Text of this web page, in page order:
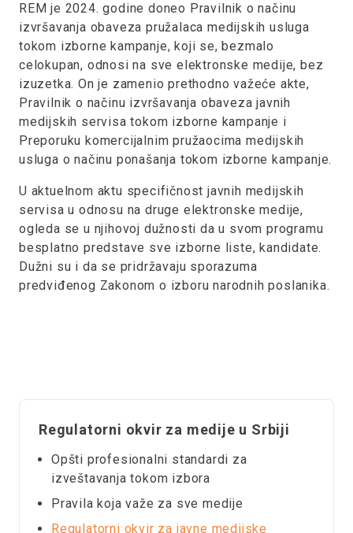
REM je 2024. godine doneo Pravilnik o načinu
izvršavanja obaveza pružalaca medijskih usluga
tokom izborne kampanje, koji se, bezmalo
celokupan, odnosi na sve elektronske medije, bez
izuzetka. On je zamenio prethodno važeće akte,
Pravilnik o načinu izvršavanja obaveza javnih
medijskih servisa tokom izborne kampanje i
Preporuku komercijalnim pružaocima medijskih
usluga o načinu ponašanja tokom izborne kampanje.
U aktuelnom aktu specifičnost javnih medijskih
servisa u odnosu na druge elektronske medije,
ogleda se u njihovoj dužnosti da u svom programu
besplatno predstave sve izborne liste, kandidate.
Dužni su i da se pridržavaju sporazuma
predviđenog Zakonom o izboru narodnih poslanika.
Regulatorni okvir za medije u Srbiji
Opšti profesionalni standardi za
izveštavanja tokom izbora
Pravila koja važe za sve medije
Regulatorni okvir za javne medijske